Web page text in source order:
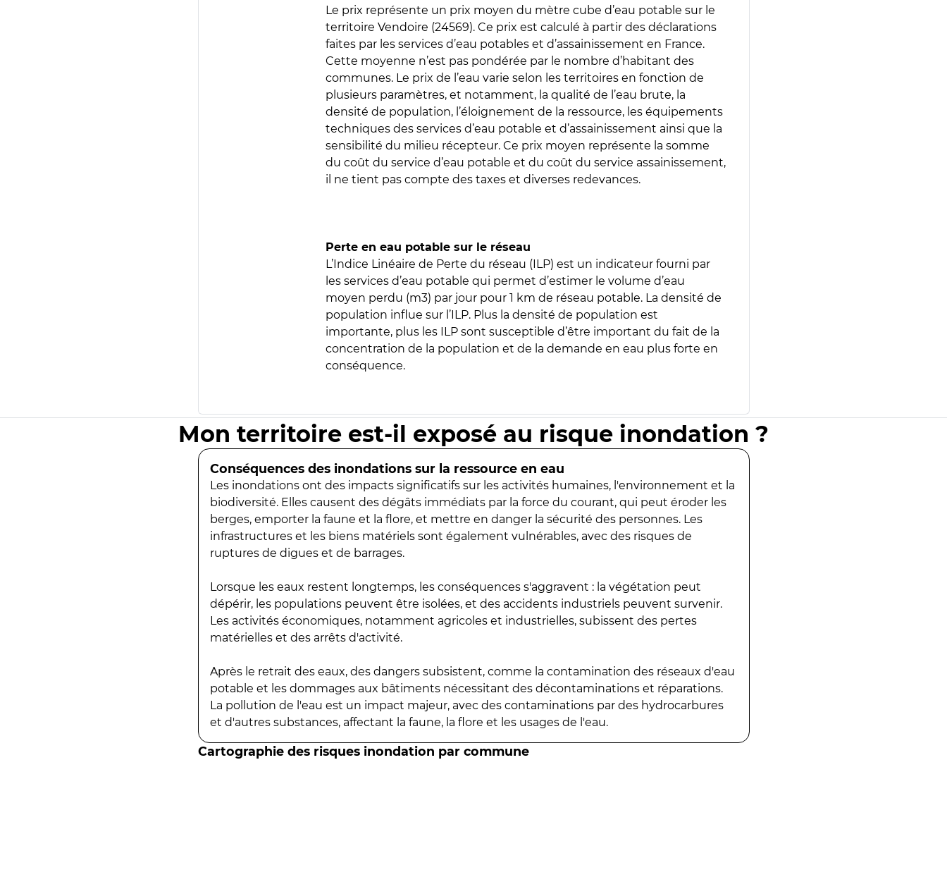
Le prix représente un prix moyen du mètre cube d’eau potable sur le
territoire Vendoire (24569). Ce prix est calculé à partir des déclarations
faites par les services d’eau potables et d’assainissement en France.
Cette moyenne n’est pas pondérée par le nombre d’habitant des
communes. Le prix de l’eau varie selon les territoires en fonction de
plusieurs paramètres, et notamment, la qualité de l’eau brute, la
densité de population, l’éloignement de la ressource, les équipements
techniques des services d’eau potable et d’assainissement ainsi que la
sensibilité du milieu récepteur. Ce prix moyen représente la somme
du coût du service d’eau potable et du coût du service assainissement,
il ne tient pas compte des taxes et diverses redevances.
Perte en eau potable sur le réseau
L’Indice Linéaire de Perte du réseau (ILP) est un indicateur fourni par
les services d’eau potable qui permet d’estimer le volume d’eau
moyen perdu (m3) par jour pour 1 km de réseau potable. La densité de
population influe sur l’ILP. Plus la densité de population est
importante, plus les ILP sont susceptible d’être important du fait de la
concentration de la population et de la demande en eau plus forte en
conséquence.
Mon territoire est-il exposé au risque inondation ?
Conséquences des inondations sur la ressource en eau
Les inondations ont des impacts significatifs sur les activités humaines, l'environnement et la
biodiversité. Elles causent des dégâts immédiats par la force du courant, qui peut éroder les
berges, emporter la faune et la flore, et mettre en danger la sécurité des personnes. Les
infrastructures et les biens matériels sont également vulnérables, avec des risques de
ruptures de digues et de barrages.
Lorsque les eaux restent longtemps, les conséquences s'aggravent : la végétation peut
dépérir, les populations peuvent être isolées, et des accidents industriels peuvent survenir.
Les activités économiques, notamment agricoles et industrielles, subissent des pertes
matérielles et des arrêts d'activité.
Après le retrait des eaux, des dangers subsistent, comme la contamination des réseaux d'eau
potable et les dommages aux bâtiments nécessitant des décontaminations et réparations.
La pollution de l'eau est un impact majeur, avec des contaminations par des hydrocarbures
et d'autres substances, affectant la faune, la flore et les usages de l'eau.
Cartographie des risques inondation par commune